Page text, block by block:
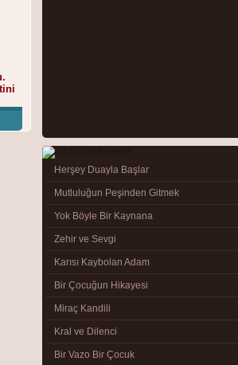
Herşey Duayla Başlar
Mutluluğun Peşinden Gitmek
Yok Böyle Bir Kaynana
Zehir ve Sevgi
Karısı Kaybolan Adam
Bir Çocuğun Hikayesi
Miraç Kandili
Kral ve Dilenci
Bir Vazo Bir Çocuk